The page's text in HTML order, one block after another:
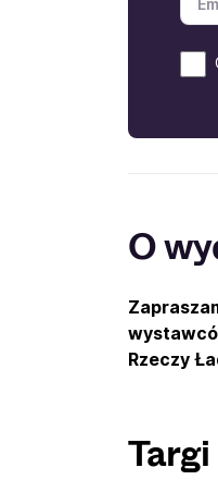
O
Rzeczy